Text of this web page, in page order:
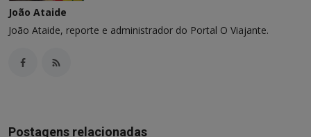
João Ataide
João Ataide, reporte e administrador do Portal O Viajante.
Postagens relacionadas